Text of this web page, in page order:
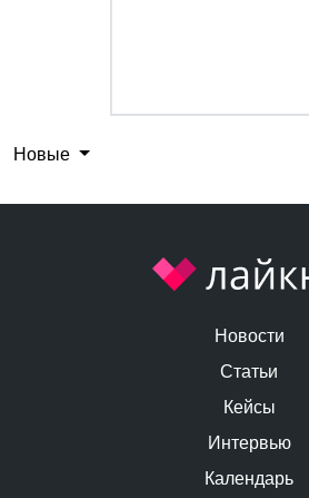
Новые
Новости
Статьи
Кейсы
Интервью
Календарь